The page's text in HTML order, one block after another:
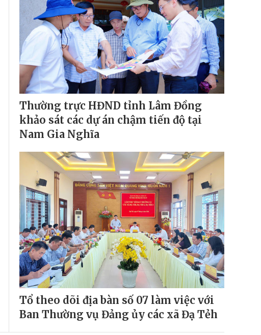
Thường trực HĐND tỉnh Lâm Đồng
khảo sát các dự án chậm tiến độ tại
Nam Gia Nghĩa
Tổ theo dõi địa bàn số 07 làm việc với
Ban Thường vụ Đảng ủy các xã Đạ Tẻh